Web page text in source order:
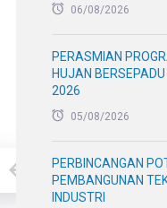
06/08/2026
PERASMIAN
HUJAN
2026
05/08/2026
PERBINCANGAN
PEMBANGUNAN
INDUSTRI